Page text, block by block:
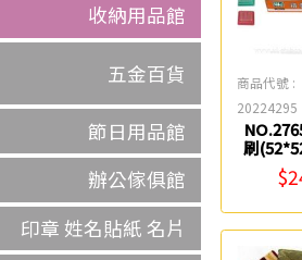
收納用品館
五金百貨
節日用品館
辦公傢俱館
印章 姓名貼紙 名片
商品代號 :
20224295
刷